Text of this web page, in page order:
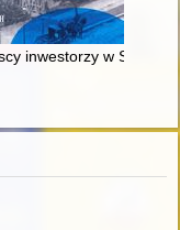
w XVI-
inwestorzy w